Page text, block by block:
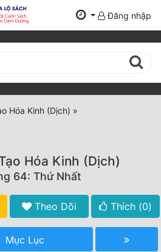
Đăng nhập
Hóa Kinh (Dịch) »
Hóa Kinh (Dịch)
64: Thứ Nhất
Theo Dõi Thích (0)
Mục Lục